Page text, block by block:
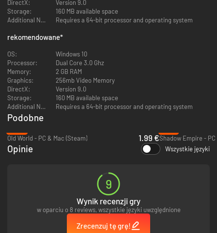
Czy staniesz na czele Xin-Xi – skrytych, ale i awanturniczych
tradycjonalistów, którzy ponad wszystko lękają się zmiany oraz obcych?
łucznictwa, natury i grzybów? A może pokierujesz poczynaniami
wyborny trunek warzony na bazie sosnowych igieł i sadła królika? Aż
ślinka cieknie!
Przede wszystkim pamiętaj, by wystrzegać się Vengirów! To wojownicy
dosiadający fioletowych świniorożców, którzy w przerwach pomiędzy
plądrowaniem ostrzą swe miecze i wyczekują kolejnych podbojów na
spowitym mgłą Cmentarzysku Kithkga. Uwierz nam, że nie chcesz im
podpaść!
DirectX:
Version 9.0
Storage:
160 MB available space
Additional Notes:
Requires a 64-bit processor and operating system
rekomendowane*
OS:
Windows 10
Processor:
Dual Core 3.0 Ghz
Memory:
2 GB RAM
Graphics:
256mb Video Memory
DirectX:
Version 9.0
Storage:
160 MB available space
Additional Notes:
Requires a 64-bit processor and operating system
Podobne
Old World - PC & Mac (Steam)
1.99 €Shadow Empire - PC
Opinie Wszystkie języki
9
Wynik recenzji gry
w oparciu o 8 reviews, wszystkie języki uwzględnione
Zrecenzuj tę grę!